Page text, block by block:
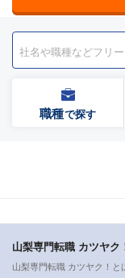
職種で探す
山梨専門転職 カツヤク
山梨専門転職 カツヤク！と